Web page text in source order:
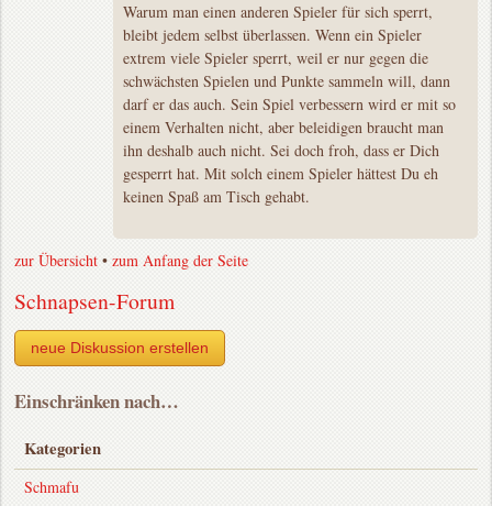
Warum man einen anderen Spieler für sich sperrt,
bleibt jedem selbst überlassen. Wenn ein Spieler
extrem viele Spieler sperrt, weil er nur gegen die
schwächsten Spielen und Punkte sammeln will, dann
darf er das auch. Sein Spiel verbessern wird er mit so
einem Verhalten nicht, aber beleidigen braucht man
ihn deshalb auch nicht. Sei doch froh, dass er Dich
gesperrt hat. Mit solch einem Spieler hättest Du eh
keinen Spaß am Tisch gehabt.
zur Übersicht •zum Anfang der Seite
Schnapsen-Forum
neue Diskussion erstellen
Einschränken nach…
Kategorien
Schmafu